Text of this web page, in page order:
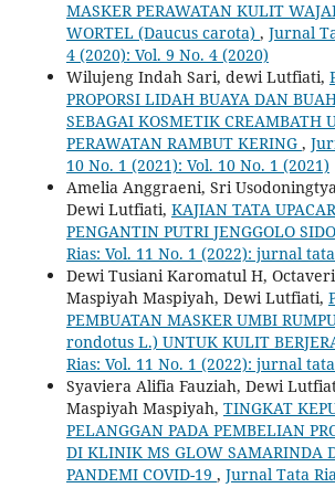
MASKER PERAWATAN KULIT
WORTEL (Daucus carota) , Jurnal
4 (2020): Vol. 9 No. 4 (2020)
Wilujeng Indah Sari, dewi Lutfiati,
PROPORSI LIDAH BUAYA DAN
SEBAGAI KOSMETIK CREAMBATH
PERAWATAN RAMBUT KERING ,
10 No. 1 (2021): Vol. 10 No. 1 (2021)
Amelia Anggraeni, Sri
Dewi Lutfiati, KAJIAN TATA
PENGANTIN PUTRI JENGGOLO
Rias: Vol. 11 No. 1 (2022): jurnal
Dewi Tusiani Karomatul H,
Maspiyah Maspiyah, Dewi Lutfiati,
PEMBUATAN MASKER UMBI
rondotus L.) UNTUK KULIT
Rias: Vol. 11 No. 1 (2022): jurnal
Syaviera Alifia Fauziah, Dewi
Maspiyah Maspiyah, TINGKAT
PELANGGAN PADA PEMBELIAN
DI KLINIK MS GLOW SAMARINDA
PANDEMI COVID-19 , Jurnal Tata